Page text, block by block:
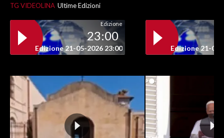
TG VIDEOLINA Ultime Edizioni
Edizione
23:00
Edizione 21-05-2026 23:00 Edizione 21-05-